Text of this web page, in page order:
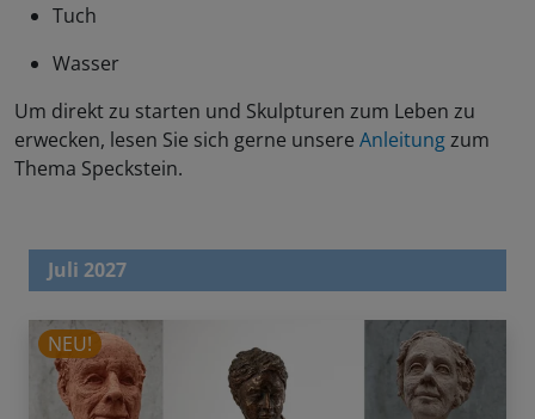
Tuch
Wasser
Um direkt zu starten und Skulpturen zum Leben zu
erwecken, lesen Sie sich gerne unsere Anleitungzum
Thema Speckstein.
Juli 2027
NEU!